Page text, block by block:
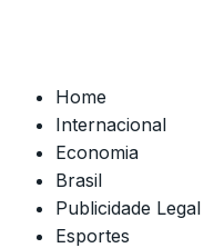
Home
Internacional
Economia
Brasil
Publicidade Legal
Esportes